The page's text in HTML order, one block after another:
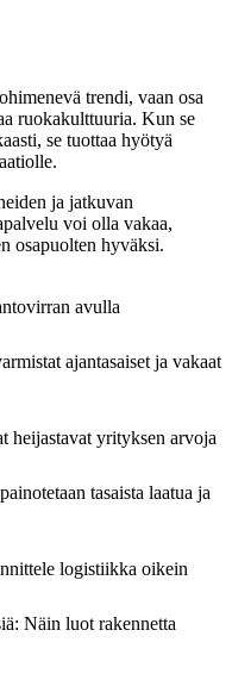
trendi, vaan osa
ruokakulttuuria. Kun se
se tuottaa hyötyä
ja jatkuvan
voi olla vakaa,
osapuolten hyväksi.
avulla
ajantasaiset ja vakaat
heijastavat yrityksen arvoja
tasaista laatua ja
logistiikka oikein
Näin luot rakennetta